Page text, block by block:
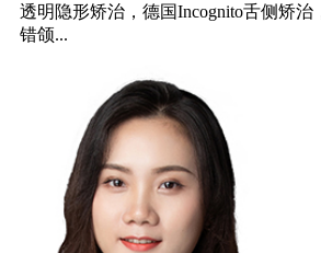
透明隐形矫治，德国Incognito舌侧矫
错颌...